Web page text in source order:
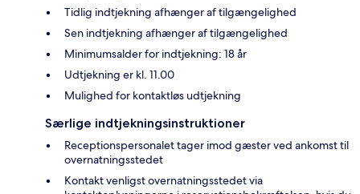
Tidlig indtjekning afhænger af tilgængelighed
Sen indtjekning afhænger af tilgængelighed
Minimumsalder for indtjekning: 18 år
Udtjekning er kl. 11.00
Mulighed for kontaktløs udtjekning
Særlige indtjekningsinstruktioner
Receptionspersonalet tager imod gæster ved ankomst til
overnatningsstedet
Kontakt venligst overnatningsstedet via